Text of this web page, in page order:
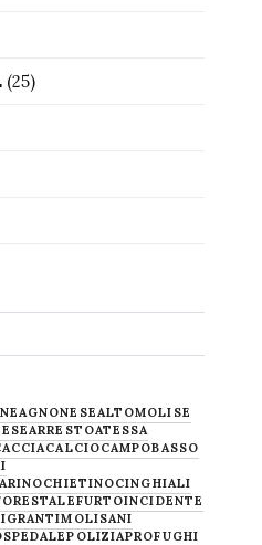
(25)
AGNONESEALTOMOLISE
ARRESTOATESSA
CALCIOCAMPOBASSO
CHIETINOCINGHIALI
FURTOINCIDENTE
MOLISANI
POLIZIAPROFUGHI